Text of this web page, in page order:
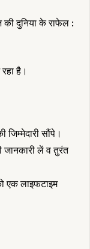
दुनिया के राफेल :
है।
सौंपे।
जानकारी लें व तुरंत
एक लाइफटाइम